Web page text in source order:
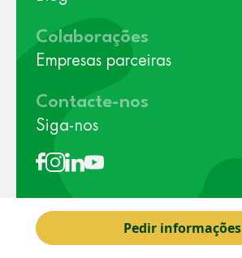
Pedir informações
Colaborações
Empresas parceiras
Contacte-nos
Siga-nos